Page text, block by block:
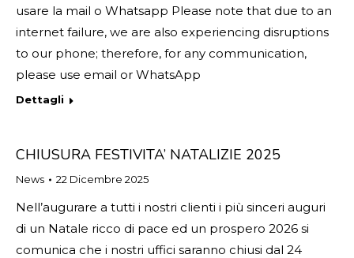
usare la mail o Whatsapp Please note that due to an
internet failure, we are also experiencing disruptions
to our phone; therefore, for any communication,
please use email or WhatsApp
Dettagli
CHIUSURA FESTIVITA’ NATALIZIE 2025
News 22 Dicembre 2025
Nell’augurare a tutti i nostri clienti i più sinceri auguri
di un Natale ricco di pace ed un prospero 2026 si
comunica che i nostri uffici saranno chiusi dal 24